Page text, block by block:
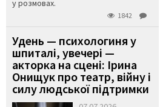
у розмовах.
1842
Удень — психологиня у
шпиталі, увечері —
акторка на сцені: Ірина
Онищук про театр, війну і
силу людської підтримки